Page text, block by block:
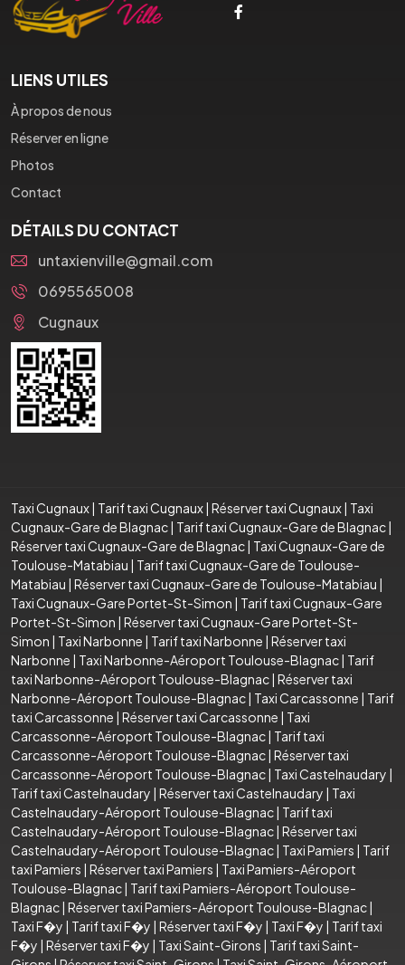
LIENS UTILES
À propos de nous
Réserver en ligne
Photos
Contact
DÉTAILS DU CONTACT
untaxienville@gmail.com
0695565008
Cugnaux
Taxi Cugnaux| Tarif taxi Cugnaux| Réserver taxi Cugnaux| Taxi
Cugnaux-Gare de Blagnac| Tarif taxi Cugnaux-Gare de Blagnac|
Réserver taxi Cugnaux-Gare de Blagnac| Taxi Cugnaux-Gare de
Toulouse-Matabiau | Tarif taxi Cugnaux-Gare de Toulouse-
Matabiau | Réserver taxi Cugnaux-Gare de Toulouse-Matabiau |
Taxi Cugnaux-Gare Portet-St-Simon | Tarif taxi Cugnaux-Gare
Portet-St-Simon | Réserver taxi Cugnaux-Gare Portet-St-
Simon | Taxi Narbonne | Tarif taxi Narbonne | Réserver taxi
Narbonne | Taxi Narbonne-Aéroport Toulouse-Blagnac| Tarif
taxi Narbonne-Aéroport Toulouse-Blagnac| Réserver taxi
Narbonne-Aéroport Toulouse-Blagnac| Taxi Carcassonne | Tarif
taxi Carcassonne | Réserver taxi Carcassonne | Taxi
Carcassonne-Aéroport Toulouse-Blagnac| Tarif taxi
Carcassonne-Aéroport Toulouse-Blagnac| Réserver taxi
Carcassonne-Aéroport Toulouse-Blagnac| Taxi Castelnaudary |
Tarif taxi Castelnaudary | Réserver taxi Castelnaudary | Taxi
Castelnaudary-Aéroport Toulouse-Blagnac| Tarif taxi
Castelnaudary-Aéroport Toulouse-Blagnac| Réserver taxi
Castelnaudary-Aéroport Toulouse-Blagnac| Taxi Pamiers | Tarif
taxi Pamiers | Réserver taxi Pamiers | Taxi Pamiers-Aéroport
Toulouse-Blagnac| Tarif taxi Pamiers-Aéroport Toulouse-
Blagnac| Réserver taxi Pamiers-Aéroport Toulouse-Blagnac|
Taxi F�y | Tarif taxi F�y | Réserver taxi F�y | Taxi F�y | Tarif taxi
F�y | Réserver taxi F�y | Taxi Saint-Girons | Tarif taxi Saint-